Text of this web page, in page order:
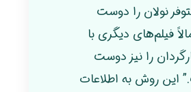
نولان را دوست
فیلم‌های دیگری با
را نیز دوست
این روش به اطلاعات